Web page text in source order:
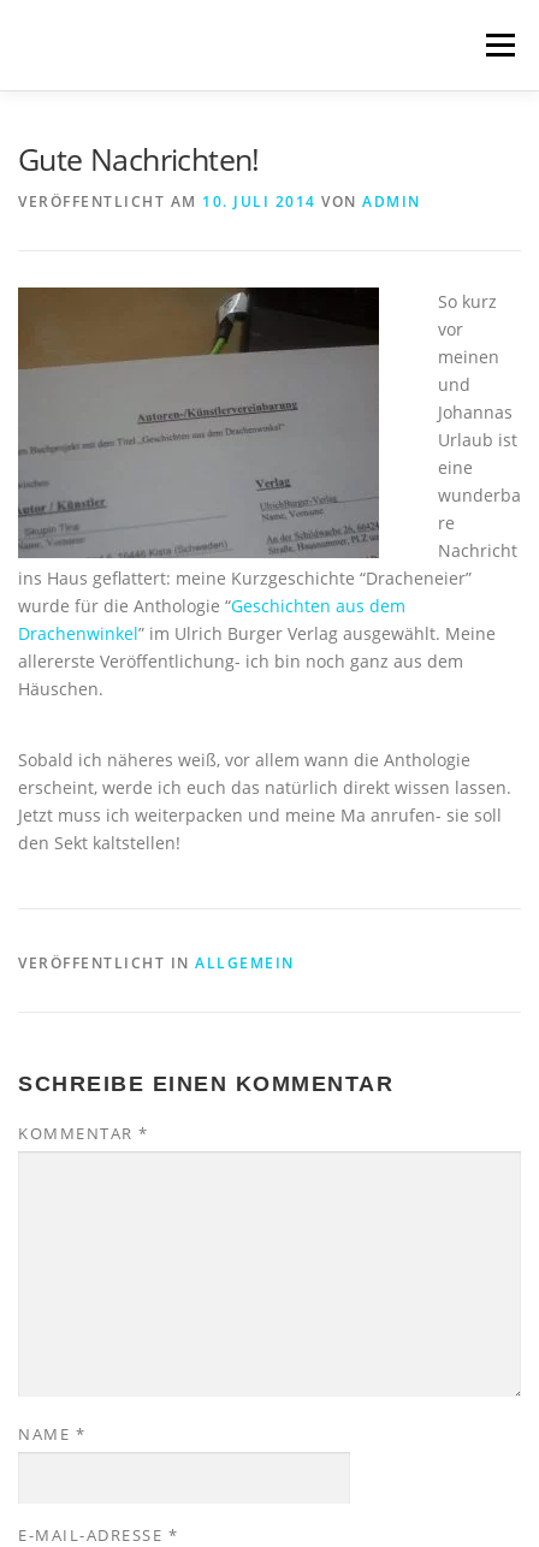
Menü
IMPRESSUM & DATENSCHUTZ
Gute Nachrichten!
VERÖFFENTLICHT AM 10. JULI 2014 VON ADMIN
So kurz
vor
meinen
und
Johannas
Urlaub ist
eine
wunderba
re
Nachricht
ins Haus geflattert: meine Kurzgeschichte “Dracheneier”
wurde für die Anthologie “Geschichten aus dem
Drachenwinkel” im Ulrich Burger Verlag ausgewählt. Meine
allererste Veröffentlichung- ich bin noch ganz aus dem
Häuschen.
Sobald ich näheres weiß, vor allem wann die Anthologie
erscheint, werde ich euch das natürlich direkt wissen lassen.
Jetzt muss ich weiterpacken und meine Ma anrufen- sie soll
den Sekt kaltstellen!
VERÖFFENTLICHT IN ALLGEMEIN
SCHREIBE EINEN KOMMENTAR
KOMMENTAR *
NAME *
E-MAIL-ADRESSE *